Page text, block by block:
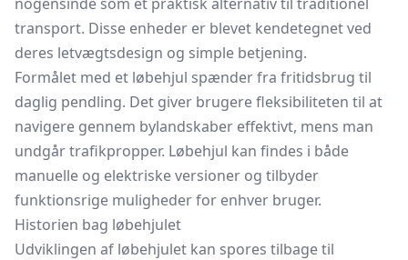
transport. Disse enheder er blevet kendetegnet ved
deres letvægtsdesign og simple betjening.
Formålet med et løbehjul spænder fra fritidsbrug til
daglig pendling. Det giver brugere fleksibiliteten til at
navigere gennem bylandskaber effektivt, mens man
undgår trafikpropper. Løbehjul kan findes i både
manuelle og elektriske versioner og tilbyder
funktionsrige muligheder for enhver bruger.
Historien bag løbehjulet
Udviklingen af løbehjulet kan spores tilbage til